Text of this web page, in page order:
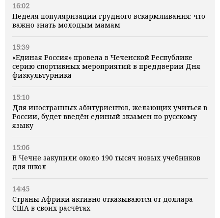
16:02
Неделя популяризации грудного вскармливания: что
важно знать молодым мамам
15:39
«Единая Россия» провела в Чеченской Республике
серию спортивных мероприятий в преддверии Дня
физкультурника
15:10
Для иностранных абитуриентов, желающих учиться в
России, будет введён единый экзамен по русскому
языку
15:06
В Чечне закупили около 190 тысяч новых учебников
для школ
14:45
Страны Африки активно отказываются от доллара
США в своих расчётах